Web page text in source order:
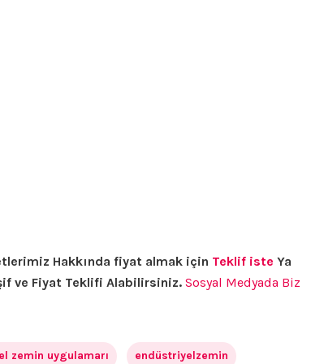
Hakkında fiyat almak için Teklif iste Ya
ve Fiyat Teklifi Alabilirsiniz. Sosyal Medyada Biz
zemin uygulamarı endüstriyelzemin